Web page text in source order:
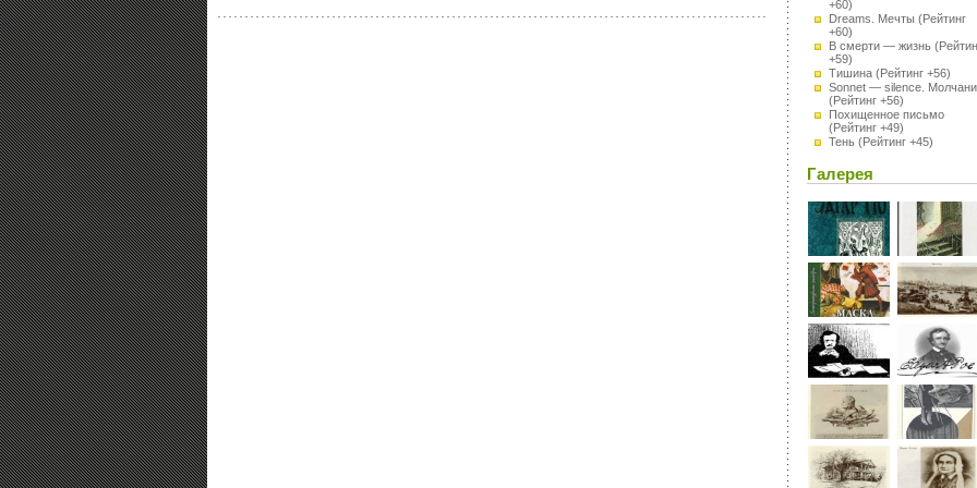
+60)
Dreams. Мечты (Рейтинг
+60)
В смерти — жизнь
+59)
Тишина(Рейтинг +56)
Sonnet — silence.
(Рейтинг +56)
Похищенное письмо
(Рейтинг +49)
Тень(Рейтинг +45)
Галерея